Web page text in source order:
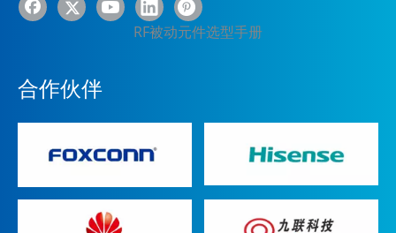
RF被动元件选型手册
合作伙伴